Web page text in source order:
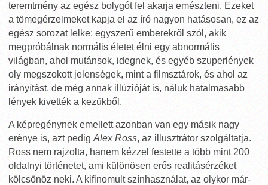
teremtmény az egész bolygót fel akarja emészteni. Ezeket
a tömegérzelmeket kapja el az író nagyon hatásosan, ez az
egész sorozat lelke: egyszerű emberekről szól, akik
megpróbálnak normális életet élni egy abnormális
világban, ahol mutánsok, idegnek, és egyéb szuperlények
oly megszokott jelenségek, mint a filmsztárok, és ahol az
irányítást, de még annak illúzióját is, náluk hatalmasabb
lények kivették a kezükből.
A képregénynek emellett azonban van egy másik nagy
erénye is, azt pedig Alex Ross, az illusztrátor szolgáltatja.
Ross nem rajzolta, hanem kézzel festette a több mint 200
oldalnyi történetet, ami különösen erős realitásérzéket
kölcsönöz neki. A kifinomult színhasználat, az olykor már-